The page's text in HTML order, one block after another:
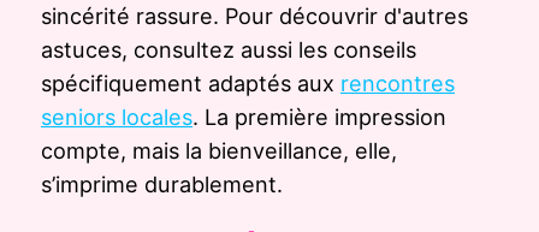
sincérité rassure. Pour découvrir d'autres
astuces, consultez aussi les conseils
spécifiquement adaptés aux rencontres
seniors locales. La première impression
compte, mais la bienveillance, elle,
s’imprime durablement.